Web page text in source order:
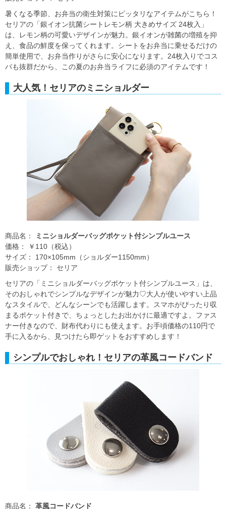
暑くなる季節、お弁当の衛生対策にピッタリなアイテムがこちら！
セリアの「銀イオン抗菌シートレモン柄 大きめサイズ 24枚入」
は、レモン柄の可愛いデザインが魅力。銀イオンが雑菌の増殖を抑
え、食品の鮮度を保ってくれます。シートをお弁当に乗せるだけの
簡単使用で、お弁当作りがさらに安心になります。24枚入りでコス
パも抜群だから、この夏のお弁当ライフに必須のアイテムです！
大人気！セリアのミニショルダー
商品名：
ミニショルダーバッグポケット付シンプルユース
価格： ￥110（税込）
サイズ： 170×105mm（ショルダー1150mm）
販売ショップ： セリア
セリアの「ミニショルダーバッグポケット付シンプルユース」は、
そのおしゃれでシンプルなデザインが魅力♡大人が使いやすい上品
なスタイルで、どんなシーンでも活躍します。スマホがぴったり収
まるポケット付きで、ちょっとしたお出かけに最適ですよ。ファス
ナー付きなので、財布代わりにも使えます。お手頃価格の110円で
手に入るから、見つけたら即ゲットをおすすめします！
シンプルでおしゃれ！セリアの革風コードバンド
商品名： 革風コードバンド